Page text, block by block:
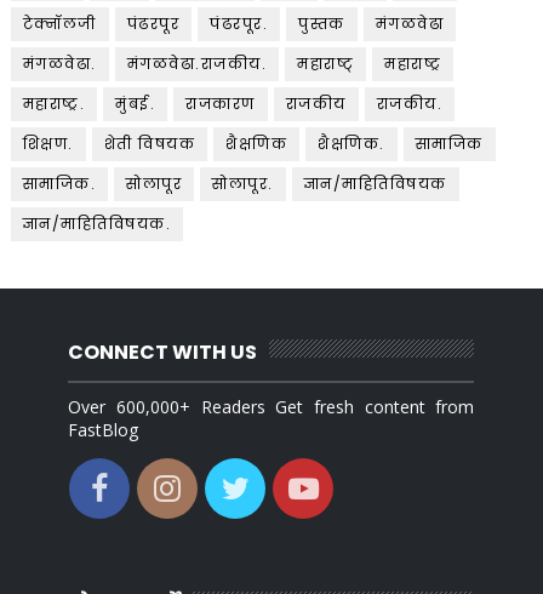
टेक्नॉलजी
पंढरपूर पंढरपूर. पुस्तक
मंगळवेढा
मंगळवेढा.
मंगळवेढा.राजकीय. महाराष्ट्
महाराष्ट्र
महाराष्ट्र.
मुंबई. राजकारण राजकीय
राजकीय.
शिक्षण.
शेती विषयक शैक्षणिक शैक्षणिक.
सामाजिक
सामाजिक.
सोलापूर सोलापूर.
ज्ञान/माहितिविषयक
ज्ञान/माहितिविषयक.
CONNECT WITH US
Over 600,000+ Readers Get fresh content from
FastBlog